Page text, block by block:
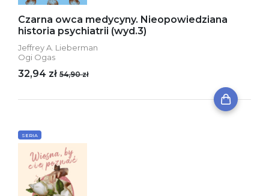
Czarna owca medycyny. Nieopowiedziana
historia psychiatrii (wyd.3)
Jeffrey A. Lieberman
Ogi Ogas
32,94 zł 54,90 zł
SERIA